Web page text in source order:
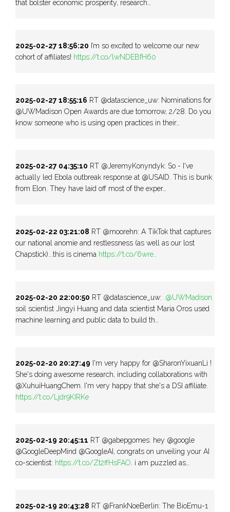
that bolster economic prosperity, research…
2025-02-27 18:56:20 I’m so excited to welcome our new
cohort of affiliates! https://t.co/lwNDEBfH60
2025-02-27 18:55:16 RT @datascience_uw: Nominations for
@UWMadison Open Awards are due tomorrow, 2/28. Do you
know someone who is using open practices in their…
2025-02-27 04:35:10 RT @JeremyKonyndyk: So - I've
actually led Ebola outbreak response at @USAID. This is bunk
from Elon. They have laid off most of the exper…
2025-02-22 03:21:08 RT @moorehn: A TikTok that captures
our national anomie and restlessness (as well as our lost
Chapstick)...this is cinema https://t.co/6wre…
2025-02-20 22:00:50 RT @datascience_uw: .@UWMadison
soil scientist Jingyi Huang and data scientist Maria Oros used
machine learning and public data to build th…
2025-02-20 20:27:49 I'm very happy for @SharonYixuanLi !
She's doing awesome research, including collaborations with
@XuhuiHuangChem. I'm very happy that she's a DSI affiliate.
https://t.co/Ljdr9KIRKe
2025-02-19 20:45:11 RT @gabepgomes: hey @google
@GoogleDeepMind @GoogleAI, congrats on unveiling your AI
co-scientist: https://t.co/Zt2ffHsFAO . i am puzzled as…
2025-02-19 20:43:28 RT @FrankNoeBerlin: The BioEmu-1